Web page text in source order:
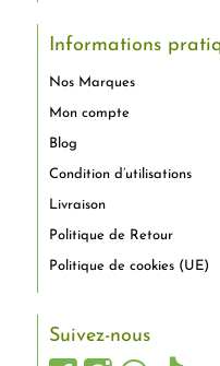
Informations
Nos Marques
Mon compte
Blog
Condition d’utilisations
Livraison
Politique de Retour
Politique de cookies (UE)
Suivez-nous